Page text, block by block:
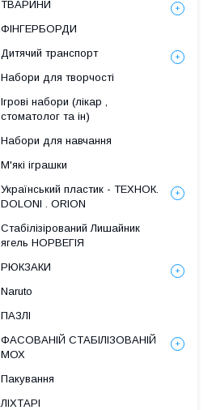
ТВАРИНИ
ФІНГЕРБОРДИ
Дитячий транспорт
Набори для творчості
Ігрові набори (лікар ,
стоматолог та ін)
Набори для навчання
М'які іграшки
Український пластик - ТЕХНОК.
DOLONI . ORION
Стабілізірований Лишайник
ягель НОРВЕГІЯ
РЮКЗАКИ
Naruto
ПАЗЛІ
ФАСОВАНІЙ СТАБІЛІЗОВАНІЙ
МОХ
Пакування
ЛІХТАРІ